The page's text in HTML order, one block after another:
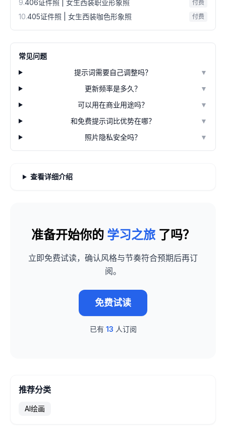
9.406证件照 | 女生西装职业形象照 付费
10.405证件照 | 女生西装咖色形象照 付费
常见问题
提示词需要自己调整吗？
▼
更新频率是多久？
▼
可以用在商业用途吗？
▼
和免费提示词比优势在哪？
▼
照片隐私安全吗？
▼
查看详细介绍
准备开始你的 学习之旅 了吗？
立即免费试读，确认风格与节奏符合预期后再订
阅。
免费试读
已有 13 人订阅
推荐分类
AI绘画